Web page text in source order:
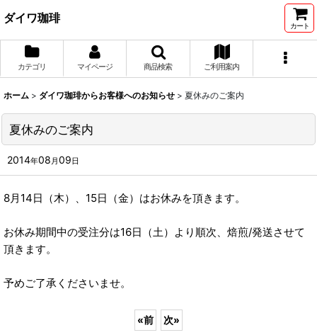
ダイワ珈琲
カート
カテゴリ マイページ 商品検索 ご利用案内
ホーム > ダイワ珈琲からお客様へのお知らせ > 夏休みのご案内
夏休みのご案内
2014年08 月09日
8月14日（木）、15日（金）はお休みを頂きます。
お休み期間中の受注分は16日（土）より順次、焙煎/発送させて
頂きます。
予めご了承くださいませ。
«前 次»